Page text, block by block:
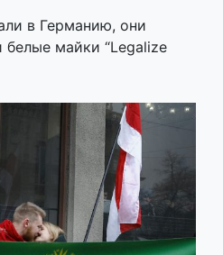
в Германию, они
майки “Legalize